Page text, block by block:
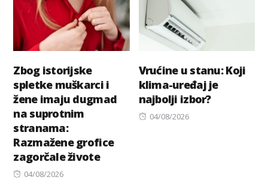
Zbog istorijske
spletke muškarci i
žene imaju dugmad
na suprotnim
stranama:
Razmažene grofice
zagorčale živote
Posted
04/08/2026
Vrućine u stanu: Koji
klima-uređaj je
najbolji izbor?
Posted
04/08/2026